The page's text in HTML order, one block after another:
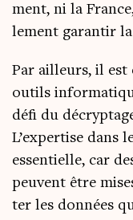
ment, ni la
le­ment garan­tir la
Par ailleurs, il est
outils
défi du
L’ex­per­tise dans
essen­tielle, car
peuvent être
ter les don­nées